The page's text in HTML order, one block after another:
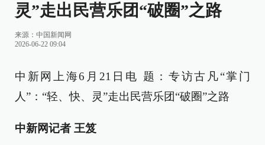
灵”走出民营乐团“破圈”之路
来源： 中国新闻网
2026-06-22 09:04
中新网上海6月21日电 题：专访古凡“掌门
人”：“轻、快、灵”走出民营乐团“破圈”之路
中新网记者 王笈